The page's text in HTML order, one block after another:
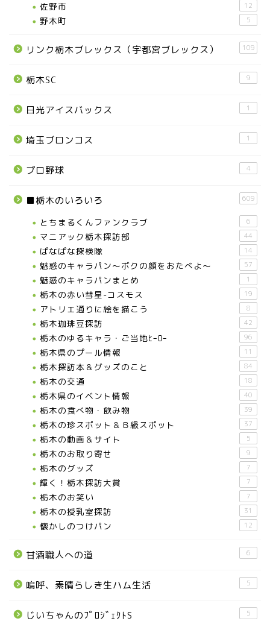
佐野市 12
野木町 5
リンク栃木ブレックス（宇都宮ブレックス） 109
栃木SC 9
日光アイスバックス 1
埼玉ブロンコス 1
プロ野球 4
■栃木のいろいろ 609
とちまるくんファンクラブ 6
マニアック栃木探訪部 44
ぱなぱな探検隊 14
魅惑のキャラパン～ボクの顔をおたべよ～ 57
魅惑のキャラパンまとめ 1
栃木の赤い彗星-コスモス 19
アトリエ通りに絵を描こう 8
栃木珈琲豆探訪 42
栃木のゆるキャラ・ご当地ﾋｰﾛｰ 96
栃木県のプール情報 11
栃木探訪本＆グッズのこと 84
栃木の交通 18
栃木県のイベント情報 40
栃木の食べ物・飲み物 39
栃木の珍スポット＆Ｂ級スポット 37
栃木の動画＆サイト 5
栃木のお取り寄せ 9
栃木のグッズ 7
輝く！栃木探訪大賞 7
栃木のお笑い 7
栃木の授乳室探訪 31
懐かしのつけパン 12
甘酒職人への道 6
嗚呼、素晴らしき生ハム生活 5
じいちゃんのﾌﾟﾛｼﾞｪｸﾄS 5